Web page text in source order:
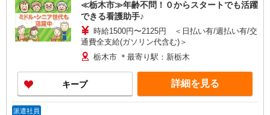
≪栃木市≫年齢不問！０からスタートでも活躍
できる看護助手♪
時給1500円〜2125円 ＜日払い有/週払い有/交
通費全支給(ガソリン代含む)＞
栃木市 ＊最寄り駅：新栃木
キープ 詳細を見る
派遣社員